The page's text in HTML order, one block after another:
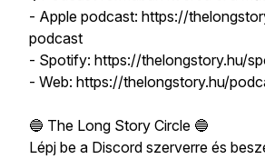
- Apple podcast: https://
podcast
- Spotify: https://thelongstory.hu/
- Web: https://thelongstory.hu/
🔵 The Long Story Circle 🔵
Lépj be a Discord szerverre és